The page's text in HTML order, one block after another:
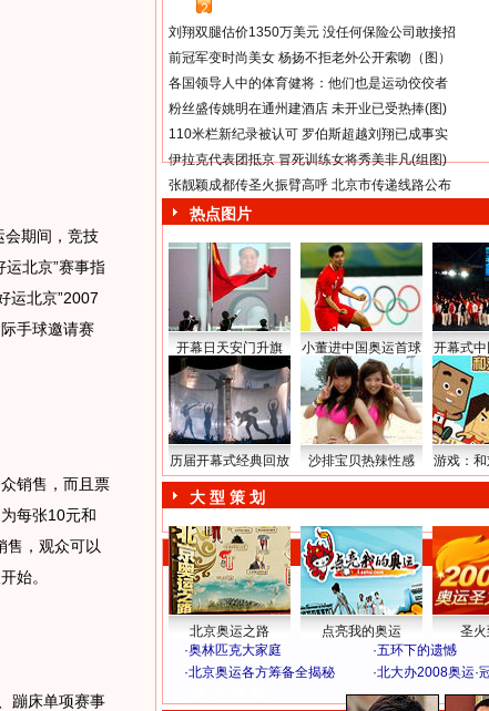
期间，竞技
北京”赛事指
运北京”2007
手球邀请赛
销售，而且票
每张10元和
售，观众可以
始。
蹦床单项赛事
2
刘翔双腿估价1350万美元 没任何保险公司敢接招
前冠军变时尚美女 杨扬不拒老外公开索吻（图）
各国领导人中的体育健将：他们也是运动佼佼者
粉丝盛传姚明在通州建酒店 未开业已受热捧(图)
110米栏新纪录被认可 罗伯斯超越刘翔已成事实
伊拉克代表团抵京 冒死训练女将秀美非凡(组图)
张靓颖成都传圣火振臂高呼 北京市传递线路公布
热点图片
开幕日天安门升旗 小董进中国奥运首球 开幕式
历届开幕式经典回放 沙排宝贝热辣性感 游戏：
大 型 策 划
北京奥运之路 点亮我的奥运
圣火
·奥林匹克大家庭 ·五环下的遗憾
·北京奥运各方筹备全揭秘 ·北大办2008奥运·